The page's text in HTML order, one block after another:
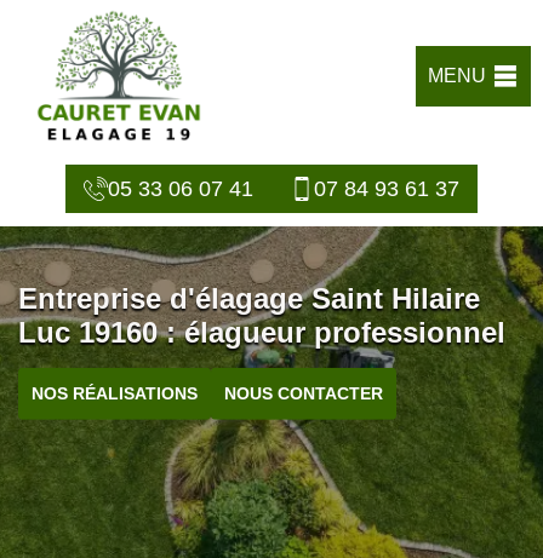
MENU
05 33 06 07 41 07 84 93 61 37
Entreprise d'élagage Saint Hilaire
Luc 19160 : élagueur professionnel
NOS RÉALISATIONS NOUS CONTACTER